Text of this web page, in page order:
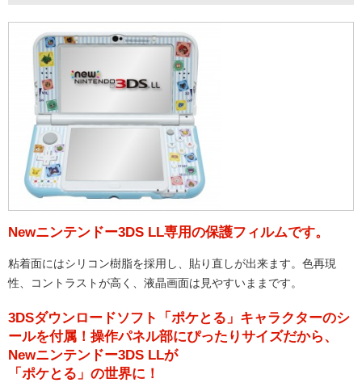
Newニンテンドー3DS LL専用の保護フィルムです。
粘着面にはシリコン樹脂を採用し、貼り直しが出来ます。色再現
性、コントラストが高く、液晶画面は見やすいままです。
3DSダウンロードソフト「ポケとる」キャラクターのシ
ールを付属！操作パネル部にぴったりサイズだから、
Newニンテンドー3DS LLが
「ポケとる」の世界に！